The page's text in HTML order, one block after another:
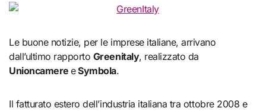
Le buone notizie, per le imprese italiane, arrivano
dall’ultimo rapporto Greenitaly, realizzato da
UnioncamereeSymbola.
Il fatturato estero dell’industria italiana tra ottobre 2008 e